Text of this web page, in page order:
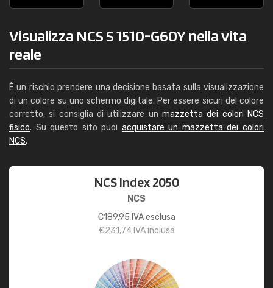
Visualizza NCS S 1510-G60Y nella vita
reale
È un rischio prendere una decisione basata sulla visualizzazione
di un colore su uno schermo digitale. Per essere sicuri del colore
corretto, si consiglia di utilizzare un mazzetta dei colori NCS
fisico. Su questo sito puoi acquistare un mazzetta dei colori
NCS.
NCS Index 2050
NCS
€189,95 IVA esclusa
€231,74IVA inclusa